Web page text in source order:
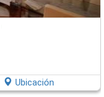
Ubicación